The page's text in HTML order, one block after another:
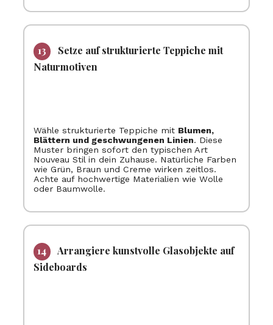
Setze auf strukturierte Teppiche mit
Naturmotiven
Wähle strukturierte Teppiche mit Blumen,
Blättern und geschwungenen Linien. Diese
Muster bringen sofort den typischen Art
Nouveau Stil in dein Zuhause. Natürliche Farben
wie Grün, Braun und Creme wirken zeitlos.
Achte auf hochwertige Materialien wie Wolle
oder Baumwolle.
Arrangiere kunstvolle Glasobjekte auf
Sideboards